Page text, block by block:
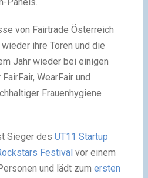
von Fairtrade Österreich
ihre Toren und die
Jahr wieder bei einigen
WearFair und
Frauenhygiene
Sieger des UT11 Startup
Festival vor einem
und lädt zum ersten